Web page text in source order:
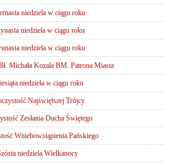
niedziela w ciągu roku
niedziela w ciągu roku
niedziela w ciągu roku
Michała Kozala BM. Patrona Miasta
niedziela w ciągu roku
Najświętszej Trójcy
Zesłania Ducha Świętego
Wniebowstąpienia Pańskiego
niedziela Wielkanocy